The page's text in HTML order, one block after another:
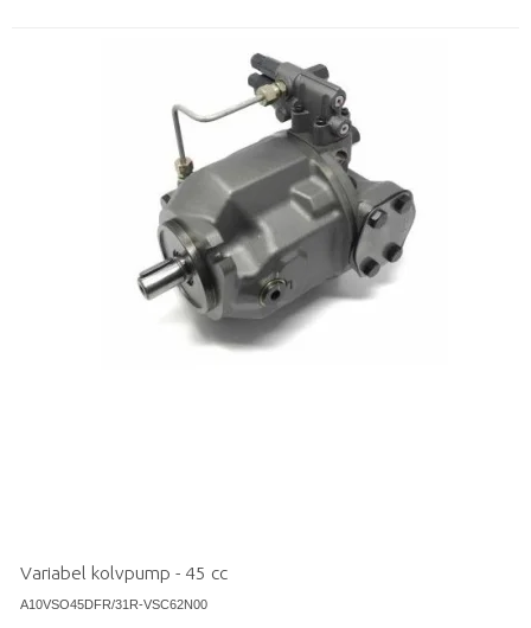
Variabel kolvpump - 45 cc
A10VSO45DFR/31R-VSC62N00